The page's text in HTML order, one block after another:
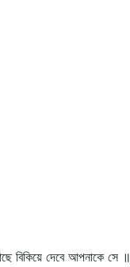
দেবে আপনাকে সে ॥